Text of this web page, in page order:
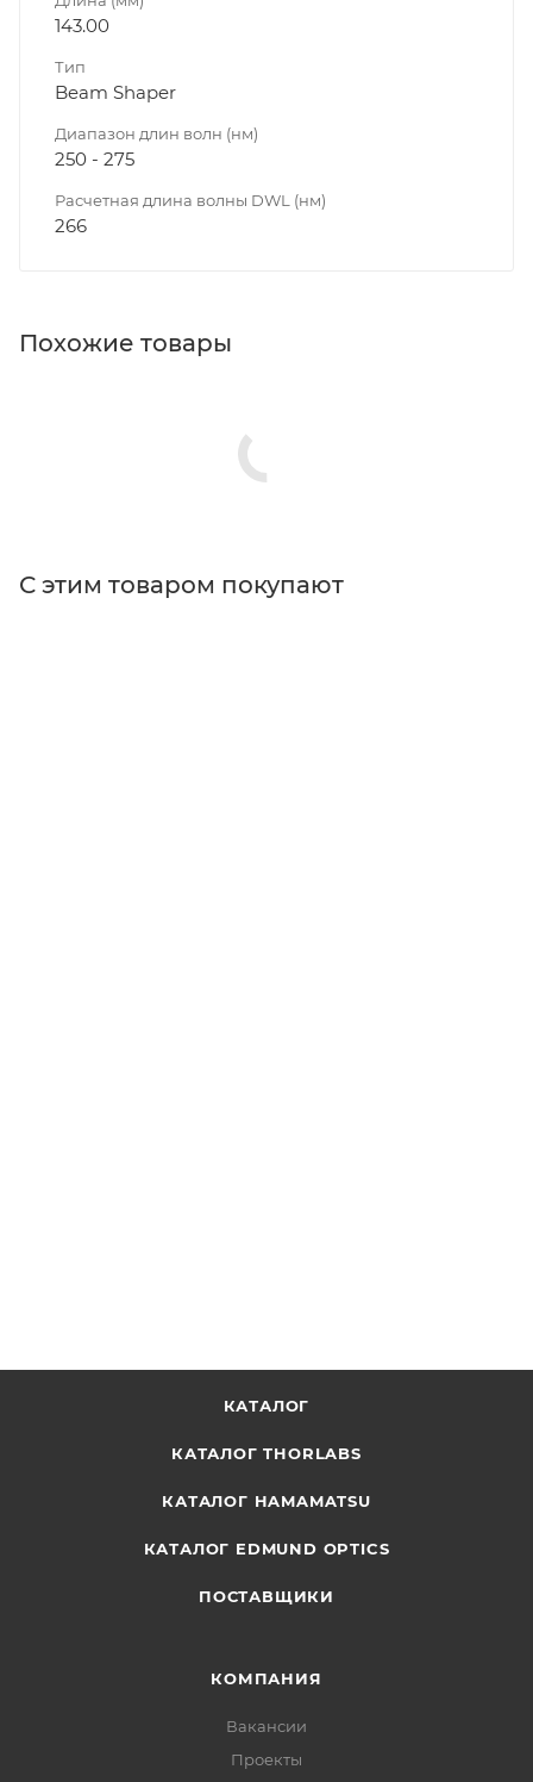
143.00
Тип
Beam Shaper
Диапазон длин волн (нм)
250 - 275
Расчетная длина волны DWL (нм)
266
Похожие товары
С этим товаром покупают
КАТАЛОГ
КАТАЛОГ THORLABS
КАТАЛОГ HAMAMATSU
КАТАЛОГ EDMUND OPTICS
ПОСТАВЩИКИ
КОМПАНИЯ
Вакансии
Проекты